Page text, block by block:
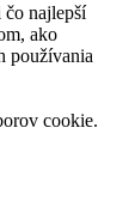
čo najlepší
ako
používania
cookie.